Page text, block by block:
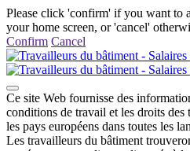
Please click 'confirm' if you want to
your home screen, or 'cancel'
Confirm Cancel
Ce site Web fournisse des
conditions de travail et les droits
les pays européens dans toutes les
Les travailleurs du bâtiment